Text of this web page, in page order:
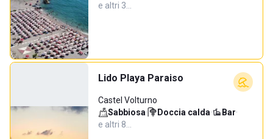
e altri 3…
Lido Playa Paraiso
Castel Volturno
Sabbiosa· Doccia calda· Bar·
e altri 8…